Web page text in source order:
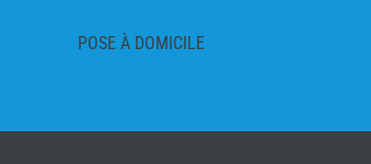
POSE À DOMICILE